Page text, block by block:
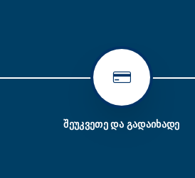
ᲨᲔᲣᲙᲕᲔᲗᲔ ᲓᲐ ᲒᲐᲓᲐᲘᲮᲐᲓᲔ